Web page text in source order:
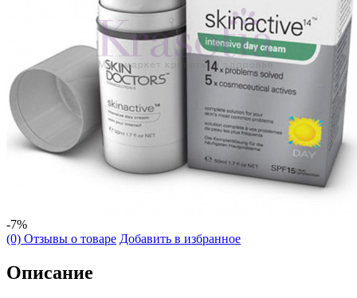
-7%
(0) Отзывы о товаре Добавить в избранное
Описание